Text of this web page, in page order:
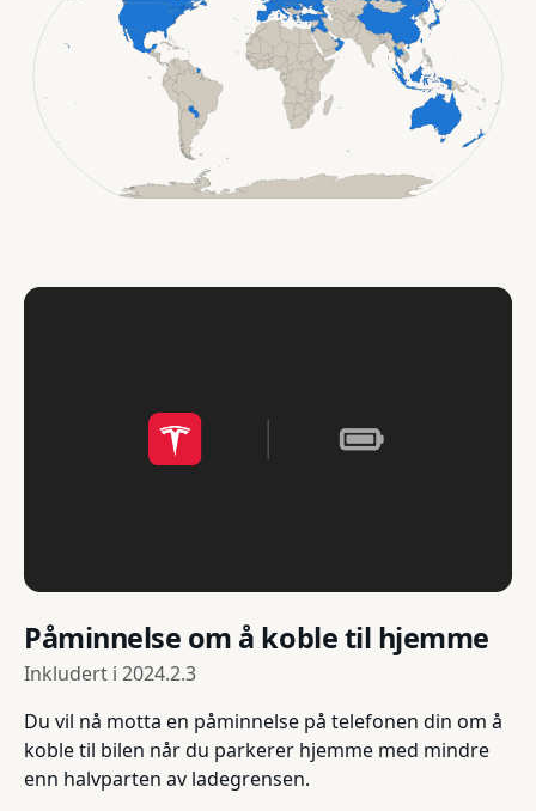
Påminnelse om å koble til hjemme
Inkludert i 2024.2.3
Du vil nå motta en påminnelse på telefonen din om å
koble til bilen når du parkerer hjemme med mindre
enn halvparten av ladegrensen.